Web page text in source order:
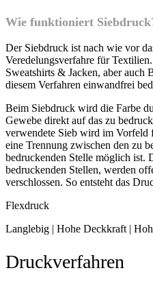
Wie funktioniert
Der Siebdruck ist nach wie vor
Veredelungsverfahre für
Sweatshirts & Jacken, aber auch
diesem Verfahren einwandfrei
Beim Siebdruck wird die Farbe
Gewebe direkt auf das zu
verwendete Sieb wird im Vorfeld
eine Trennung zwischen den zu
bedruckenden Stelle möglich ist.
bedruckenden Stellen, werden
verschlossen. So entsteht das
Flexdruck
Langlebig | Hohe Deckkraft |
Druckverfahren